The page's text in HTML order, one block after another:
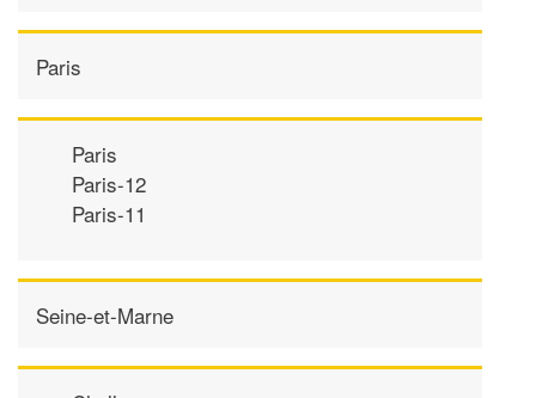
Paris
Paris
Paris-12
Paris-11
Seine-et-Marne